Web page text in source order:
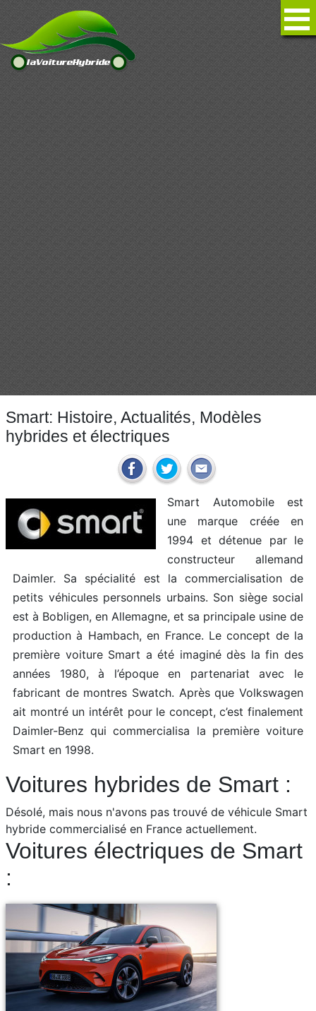
Smart: Histoire, Actualités, Modèles
hybrides et électriques
Smart Automobile est
une marque créée en
1994 et détenue par le
constructeur allemand
Daimler. Sa spécialité est la commercialisation de
petits véhicules personnels urbains. Son siège social
est à Bobligen, en Allemagne, et sa principale usine de
production à Hambach, en France. Le concept de la
première voiture Smart a été imaginé dès la fin des
années 1980, à l’époque en partenariat avec le
fabricant de montres Swatch. Après que Volkswagen
ait montré un intérêt pour le concept, c’est finalement
Daimler-Benz qui commercialisa la première voiture
Smart en 1998.
Voitures hybrides de Smart :
Désolé, mais nous n'avons pas trouvé de véhicule Smart
hybride commercialisé en France actuellement.
Voitures électriques de Smart
: